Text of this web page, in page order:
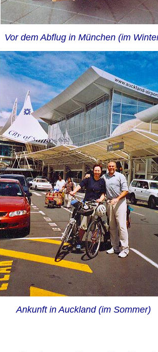
Vor dem Abflug in München (im
Ankunft in Auckland (im Sommer)